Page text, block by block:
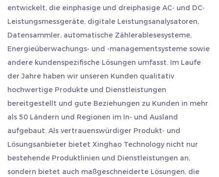
Ausland herzlich willkommen, uns zu besuchen, sich
gemeinsam weiterzuentwickeln und Brillanz zu schaffen.
entwickelt, die einphasige und dreiphasige AC- und DC-
Leistungsmessgeräte, digitale Leistungsanalysatoren,
Datensammler, automatische Zählerablesesysteme,
Energieüberwachungs- und -managementsysteme sowie
andere kundenspezifische Lösungen umfasst. Im Laufe
der Jahre haben wir unseren Kunden qualitativ
hochwertige Produkte und Dienstleistungen
bereitgestellt und gute Beziehungen zu Kunden in mehr
als 50 Ländern und Regionen im In- und Ausland
aufgebaut. Als vertrauenswürdiger Produkt- und
Lösungsanbieter bietet Xinghao Technology nicht nur
bestehende Produktlinien und Dienstleistungen an,
sondern bietet auch maßgeschneiderte Lösungen, die